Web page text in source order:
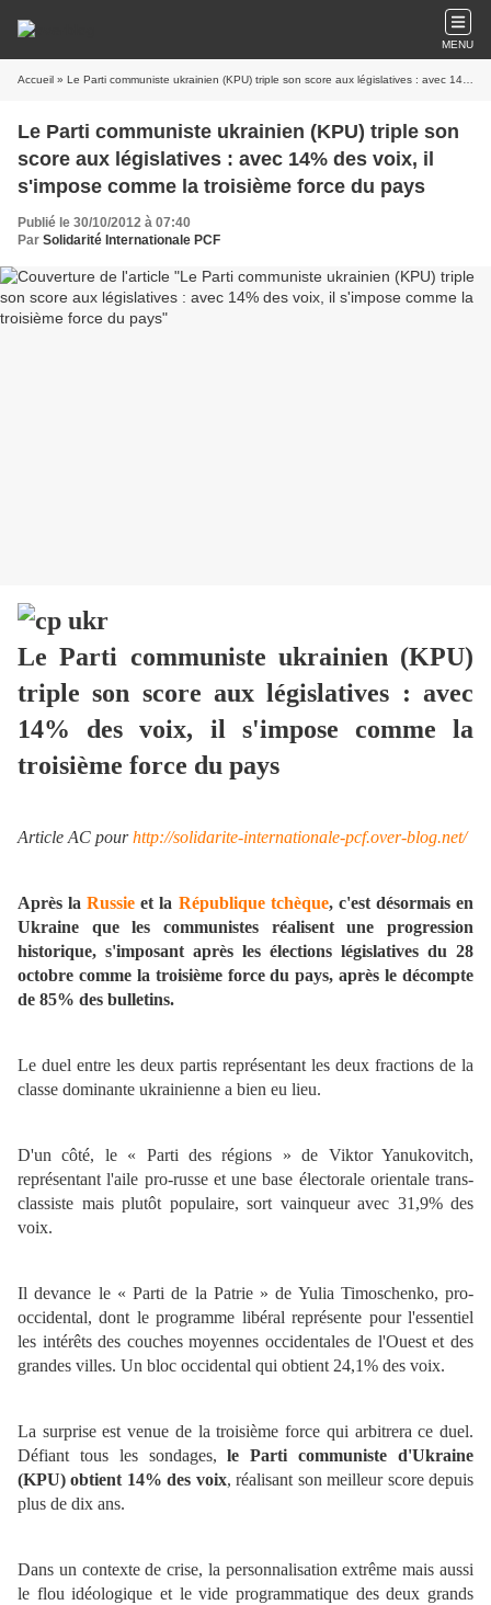
MENU
Accueil » Le Parti communiste ukrainien (KPU) triple son score aux législatives : avec 14% des voix, il s'impose comme la troisième force du pays
Le Parti communiste ukrainien (KPU) triple son
score aux législatives : avec 14% des voix, il
s'impose comme la troisième force du pays
Publié le 30/10/2012 à 07:40
Par Solidarité Internationale PCF
Le Parti communiste ukrainien (KPU)
triple son score aux législatives : avec
14% des voix, il s'impose comme la
troisième force du pays
Article AC pourhttp://solidarite-internationale-pcf.over-blog.net/
Après laRussie et la République tchèque, c'est désormais en
Ukraine que les communistes réalisent une progression
historique, s'imposant après les élections législatives du 28
octobre comme la troisième force du pays, après le décompte
de 85% des bulletins.
Le duel entre les deux partis représentant les deux fractions de la
classe dominante ukrainienne a bien eu lieu.
D'un côté, le « Parti des régions » de Viktor Yanukovitch,
représentant l'aile pro-russe et une base électorale orientale trans-
classiste mais plutôt populaire, sort vainqueur avec 31,9% des
voix.
Il devance le « Parti de la Patrie » de Yulia Timoschenko, pro-
occidental, dont le programme libéral représente pour l'essentiel
les intérêts des couches moyennes occidentales de l'Ouest et des
grandes villes. Un bloc occidental qui obtient 24,1% des voix.
La surprise est venue de la troisième force qui arbitrera ce duel.
Défiant tous les sondages,le Parti communiste d'Ukraine
(KPU) obtient 14% des voix, réalisant son meilleur score depuis
plus de dix ans.
Dans un contexte de crise, la personnalisation extrême mais aussi
le flou idéologique et le vide programmatique des deux grands